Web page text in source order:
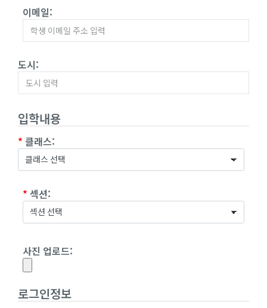
이메일:
도시:
입학내용
* 클래스:
* 섹션:
사진 업로드:
로그인정보